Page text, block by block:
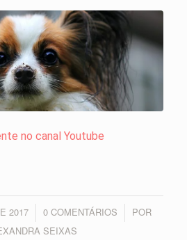
no canal Youtube
2017 0 COMENTÁRIOS
/
POR
SEIXAS